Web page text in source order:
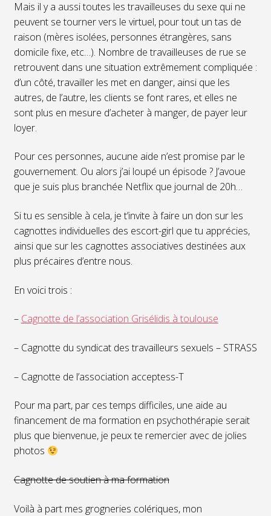
Mais il y a aussi toutes les travailleuses du sexe qui ne
peuvent se tourner vers le virtuel, pour tout un tas de
raison (mères isolées, personnes étrangères, sans
domicile fixe, etc…). Nombre de travailleuses de rue se
retrouvent dans une situation extrêmement compliquée :
d’un côté, travailler les met en danger, ainsi que les
autres, de l’autre, les clients se font rares, et elles ne
sont plus en mesure d’acheter à manger, de payer leur
loyer.
Pour ces personnes, aucune aide n’est promise par le
gouvernement. Ou alors j’ai loupé un épisode ? J’avoue
que je suis plus branchée Netflix que journal de 20h…
Si tu es sensible à cela, je t’invite à faire un don sur les
cagnottes individuelles des escort-girl que tu apprécies,
ainsi que sur les cagnottes associatives destinées aux
plus précaires d’entre nous.
En voici trois :
– Cagnotte de l’association Grisélidis à toulouse
– Cagnotte du syndicat des travailleurs sexuels – STRASS
– Cagnotte de l’association acceptess-T
Pour ma part, par ces temps difficiles, une aide au
financement de ma formation en psychothérapie serait
plus que bienvenue, je peux te remercier avec de jolies
photos
Cagnotte de soutien à ma formation
Voilà à part mes grogneries colériques, mon